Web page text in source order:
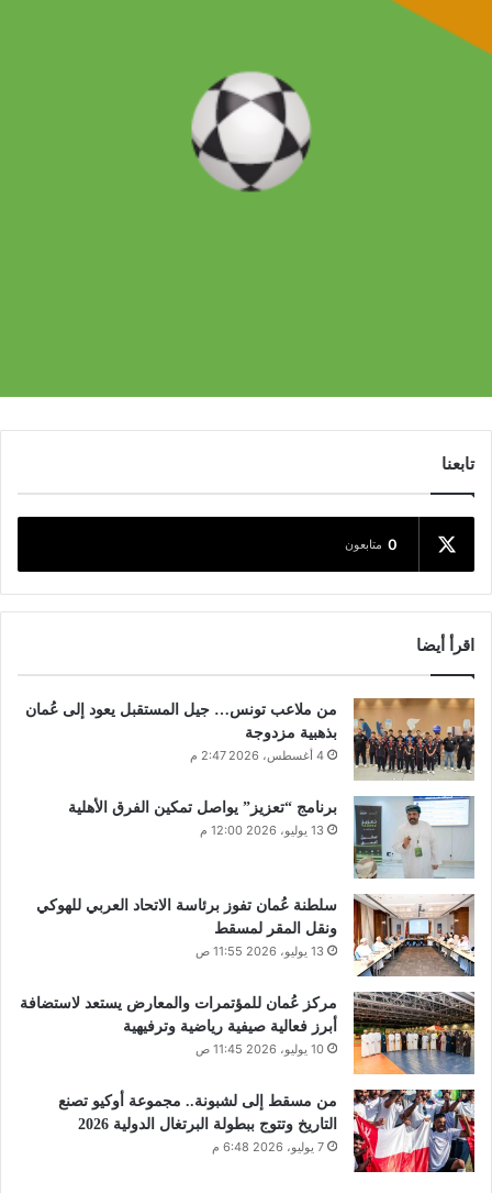
تابعنا
0 متابعون
اقرأ أيضا
من ملاعب تونس… جيل المستقبل يعود إلى عُمان
بذهبية مزدوجة
4 أغسطس، 2026 2:47 م
برنامج “تعزيز” يواصل تمكين الفرق الأهلية
13 يوليو، 2026 12:00 م
سلطنة عُمان تفوز برئاسة الاتحاد العربي للهوكي
ونقل المقر لمسقط
13 يوليو، 2026 11:55 ص
مركز عُمان للمؤتمرات والمعارض يستعد لاستضافة
أبرز فعالية صيفية رياضية وترفيهية
10 يوليو، 2026 11:45 ص
من مسقط إلى لشبونة.. مجموعة أوكيو تصنع
التاريخ وتتوج ببطولة البرتغال الدولية 2026
7 يوليو، 2026 6:48 م